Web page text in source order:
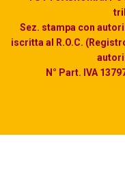
Sez. stampa con
iscritta al R.O.C.
N° Part. IVA